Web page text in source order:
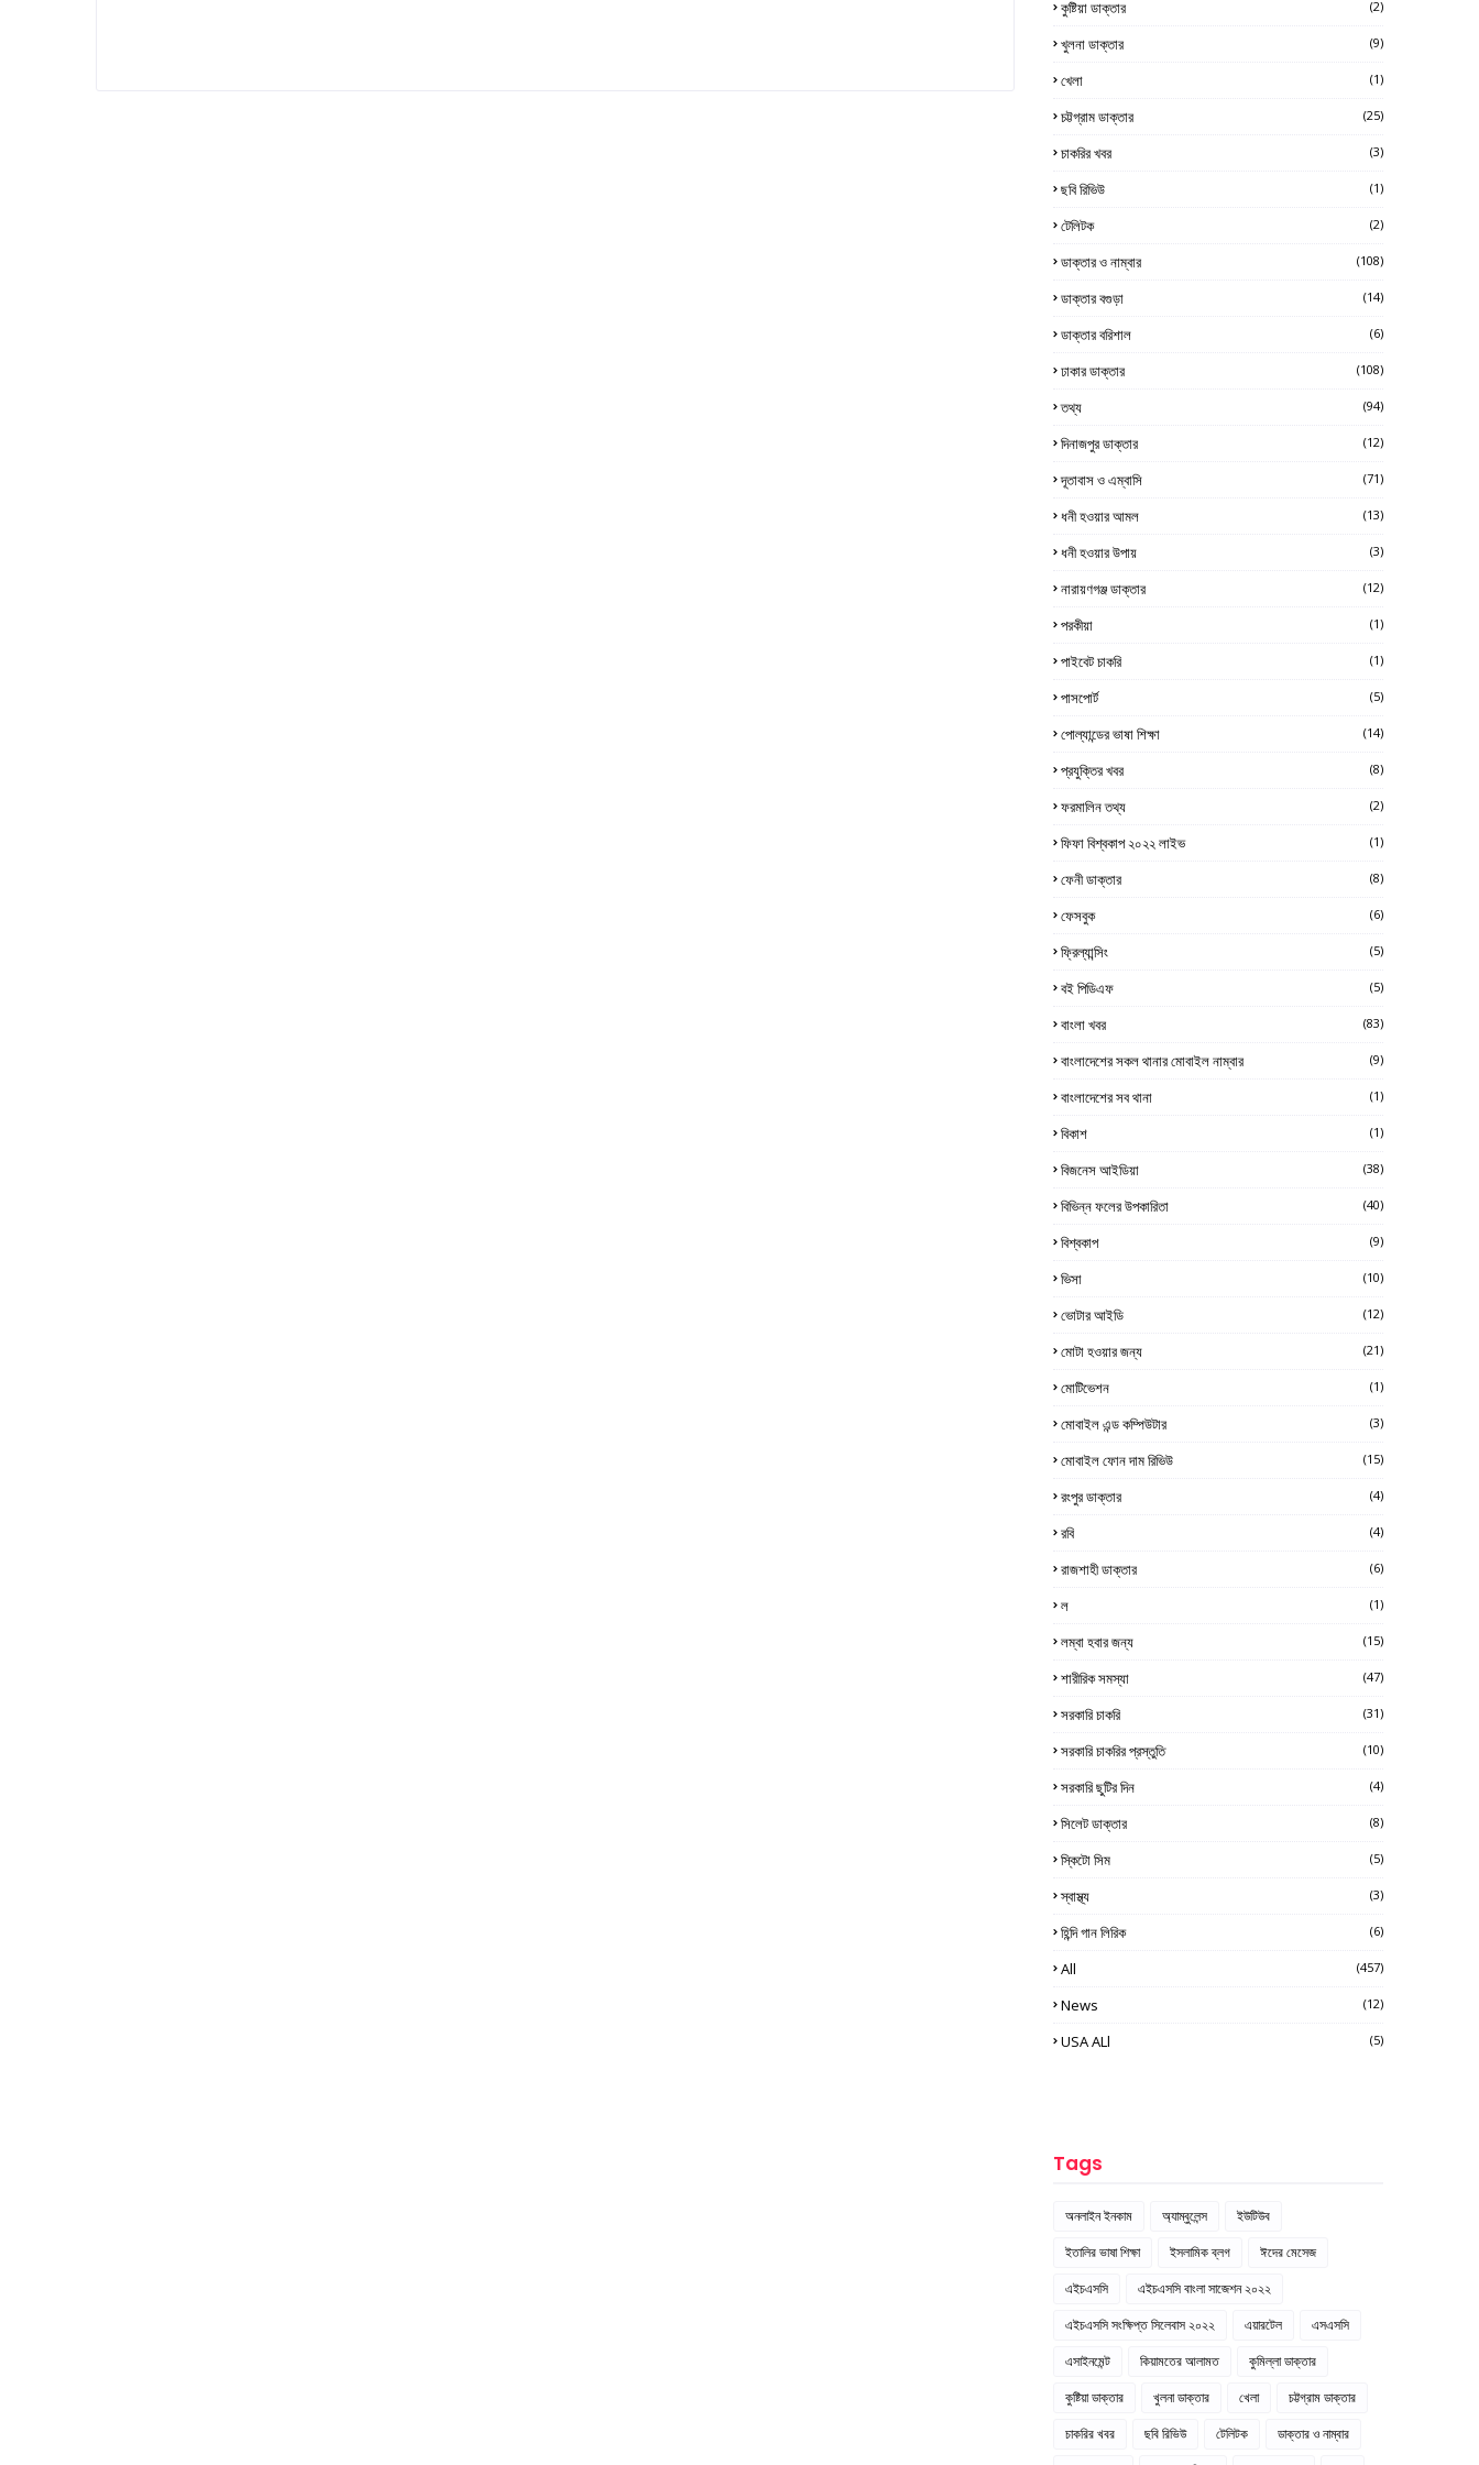
কুষ্টিয়া ডাক্তার (2)
খুলনা ডাক্তার (9)
খেলা (1)
চট্টগ্রাম ডাক্তার (25)
চাকরির খবর (3)
ছবি রিভিউ (1)
টেলিটক (2)
ডাক্তার ও নাম্বার (108)
ডাক্তার বগুড়া (14)
ডাক্তার বরিশাল (6)
ঢাকার ডাক্তার (108)
তথ্য (94)
দিনাজপুর ডাক্তার (12)
দূতাবাস ও এম্বাসি (71)
ধনী হওয়ার আমল (13)
ধনী হওয়ার উপায় (3)
নারায়ণগঞ্জ ডাক্তার (12)
পরকীয়া (1)
পাইবেট চাকরি (1)
পাসপোর্ট (5)
পোল্যান্ডের ভাষা শিক্ষা (14)
প্রযুক্তির খবর (8)
ফরমালিন তথ্য (2)
ফিফা বিশ্বকাপ ২০২২ লাইভ (1)
ফেনী ডাক্তার (8)
ফেসবুক (6)
ফ্রিল্যান্সিং (5)
বই পিডিএফ (5)
বাংলা খবর (83)
বাংলাদেশের সকল থানার মোবাইল নাম্বার (9)
বাংলাদেশের সব থানা (1)
বিকাশ (1)
বিজনেস আইডিয়া (38)
বিভিন্ন ফলের উপকারিতা (40)
বিশ্বকাপ (9)
ভিসা (10)
ভোটার আইডি (12)
মোটা হওয়ার জন্য (21)
মোটিভেশন (1)
মোবাইল এন্ড কম্পিউটার (3)
মোবাইল ফোন দাম রিভিউ (15)
রংপুর ডাক্তার (4)
রবি (4)
রাজশাহী ডাক্তার (6)
ল (1)
লম্বা হবার জন্য (15)
শারীরিক সমস্যা (47)
সরকারি চাকরি (31)
সরকারি চাকরির প্রস্তুতি (10)
সরকারি ছুটির দিন (4)
সিলেট ডাক্তার (8)
স্কিটো সিম (5)
স্বাস্থ্য (3)
হিন্দি গান লিরিক (6)
All (457)
News (12)
USA ALl (5)
Tags
অনলাইন ইনকাম অ্যাম্বুলেন্স
ইউটিউব
ইতালির ভাষা শিক্ষা
ইসলামিক ব্লগ
ঈদের মেসেজ
এইচএসসি
এইচএসসি বাংলা সাজেশন ২০২২
এইচএসসি সংক্ষিপ্ত সিলেবাস ২০২২
এয়ারটেল
এসএসসি
এসাইনমেন্ট
কিয়ামতের আলামত
কুমিল্লা ডাক্তার
কুষ্টিয়া ডাক্তার
খুলনা ডাক্তার খেলা
চট্টগ্রাম ডাক্তার
চাকরির খবর
ছবি রিভিউ টেলিটক
ডাক্তার ও নাম্বার